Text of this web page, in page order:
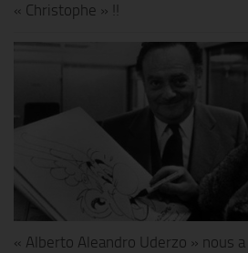
« Christophe » !!
« Alberto Aleandro Uderzo » nous